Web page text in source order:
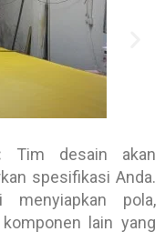
Tim desain akan
spesifikasi Anda.
menyiapkan pola,
lain yang